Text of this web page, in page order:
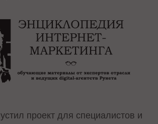
проект для специалистов и